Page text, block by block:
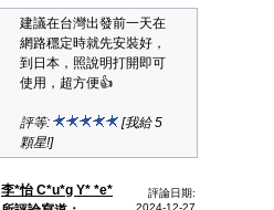
建議在台灣出發前一天在
網路穩定時就先安裝好，
到日本，照說明打開即可
使用，超方便👍
評等:
[我給 5
顆星!]
李*怡 C*u*g Y* *e*
評論日期:
2024-12-27